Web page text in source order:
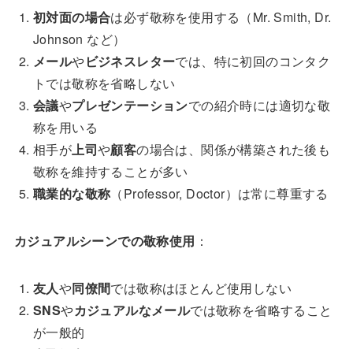
初対面の場合は必ず敬称を使用する（Mr. Smith, Dr.
Johnson など）
メールやビジネスレターでは、特に初回のコンタク
トでは敬称を省略しない
会議やプレゼンテーションでの紹介時には適切な敬
称を用いる
相手が上司や顧客の場合は、関係が構築された後も
敬称を維持することが多い
職業的な敬称 （Professor, Doctor）は常に尊重する
カジュアルシーンでの敬称使用 ：
友人や同僚間では敬称はほとんど使用しない
SNSやカジュアルなメールでは敬称を省略すること
が一般的